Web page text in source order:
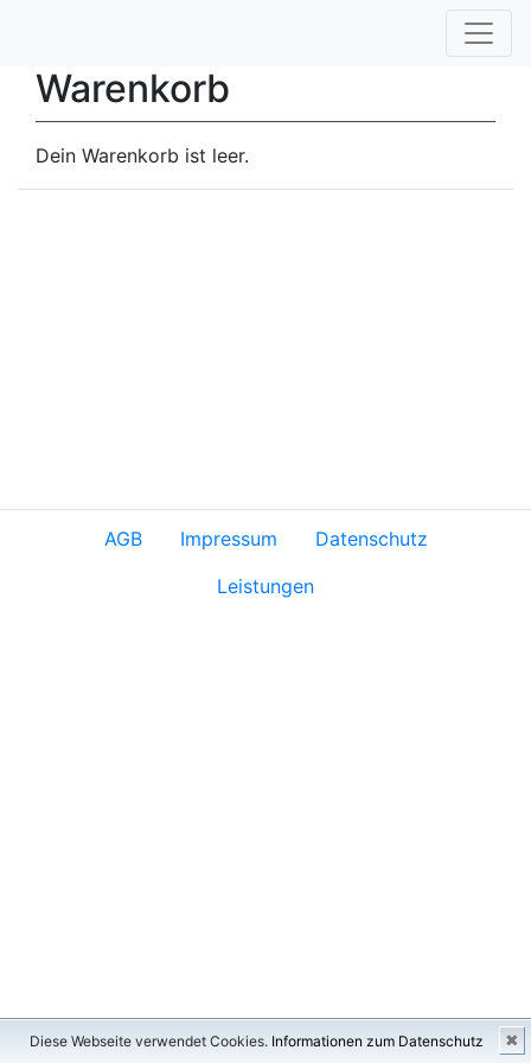
Warenkorb
Dein Warenkorb ist leer.
AGB Impressum
Datenschutz
Leistungen
Diese Webseite verwendet Cookies. Informationen zum Datenschutz ✖